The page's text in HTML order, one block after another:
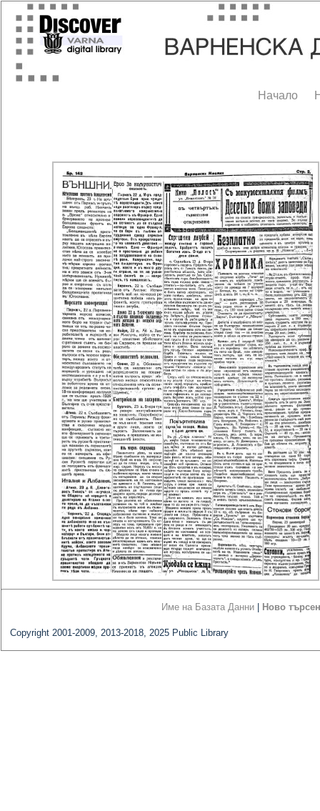
Начало
Име на Базата Данни Ново
Copyright 2001-2009, 2013-2018, 2025 Public Library